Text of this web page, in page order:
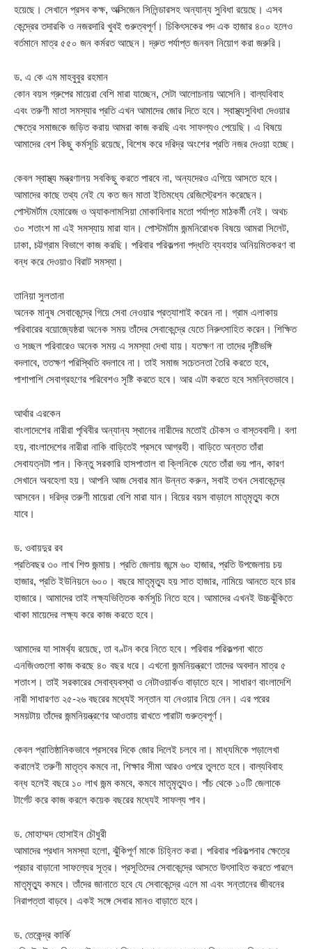
হয়েছে। সেখানে প্রসব কক্ষ, অক্সিজেন সিলিন্ডারসহ অন্যান্য সুবিধা রয়েছে। এসব
কেন্দ্রের তদারকি ও নজরদারি খুবই গুরুত্বপূর্ণ। চিকিৎসকের পদ এক হাজার ৪০০ হলেও
বর্তমানে মাত্র ৫৫০ জন কর্মরত আছেন। দ্রুত পর্যাপ্ত জনবল নিয়োগ করা জরুরি।
ড. এ কে এম মাহবুবুর রহমান
কোন বয়স গ্রুপের মায়েরা বেশি মারা যাচ্ছেন, সেটা আলোচনায় আসেনি। বাল্যবিবাহ
এবং তরুণী মাতা সমস্যার প্রতি এখন আমাদের জোর দিতে হবে। স্বাস্থ্যসুবিধা দেওয়ার
ক্ষেত্রে সমাজকে জড়িত করায় আমরা কাজ করছি এবং সাফল্যও পেয়েছি। এ বিষয়ে
আমাদের বেশ কিছু কর্মসূচি রয়েছে, বিশেষ করে দরিদ্র অংশের প্রতি নজর দেওয়া হচ্ছে।
কেবল স্বাস্থ্য মন্ত্রণালয় সবকিছু করতে পারবে না, অন্যদেরও এগিয়ে আসতে হবে।
আমাদের কাছে তথ্য নেই যে কত জন মাতা ইতিমধ্যে রেজিস্ট্রেশন করেছেন।
পোস্টমর্টাম হেমারেজ ও অ্যাকলামসিয়া মোকাবিলার মতো পর্যাপ্ত মাঠকর্মী নেই। অথচ
৩০ শতাংশ মা এই সমস্যায় মারা যান। পোস্টমর্টাম জন্মনিরোধক বিষয়ে আমরা সিলেট,
ঢাকা, চট্টগ্রাম বিভাগে কাজ করছি। পরিবার পরিকল্পনা পদ্ধতি ব্যবহার অনিয়মিতকরণ বা
বন্ধ করে দেওয়াও বিরাট সমস্যা।
তানিয়া সুলতানা
অনেক মানুষ সেবাকেন্দ্রে গিয়ে সেবা নেওয়ার প্রত্যাশাই করেন না। গ্রাম এলাকায়
পরিবারের বয়োজ্যেষ্ঠরা অনেক সময় তাঁদের সেবাকেন্দ্রে যেতে নিরুৎসাহিত করেন। শিক্ষিত
ও সচ্ছল পরিবারেও অনেক সময় এ সমস্যা দেখা যায়। যতক্ষণ না তাদের দৃষ্টিভঙ্গি
বদলাবে, ততক্ষণ পরিস্থিতি বদলাবে না। তাই সমাজ সচেতনতা তৈরি করতে হবে,
পাশাপাশি সেবাগ্রহণের পরিবেশও সৃষ্টি করতে হবে। আর এটা করতে হবে সমন্বিতভাবে।
আর্থার এরকেন
বাংলাদেশের নারীরা পৃথিবীর অন্যান্য স্থানের নারীদের মতোই চৌকস ও বাস্তববাদী। বলা
হয়, বাংলাদেশের নারীরা নাকি বাড়িতেই প্রসবে আগ্রহী। বাড়িতে অন্তত তাঁরা
সেবাযত্নটা পান। কিন্তু সরকারি হাসপাতাল বা ক্লিনিকে যেতে তাঁরা ভয় পান, কারণ
সেখানে অবহেলা হয়। আপনি আজ সেবার মান উন্নত করুন, সবাই তখন সেবাকেন্দ্রে
আসবেন। দরিদ্র তরুণী মায়েরা বেশি মারা যান। বিয়ের বয়স বাড়ালে মাতৃমৃত্যু কমে
যাবে।
ড. ওবায়দুর রব
প্রতিবছর ৩০ লাখ শিশু জন্মায়। প্রতি জেলায় জন্মে ৬০ হাজার, প্রতি উপজেলায় চয়
হাজার, প্রতি ইউনিয়নে ৬০০। বছরে মাতৃমৃত্যু হয় সাত হাজার, নামিয়ে আনতে হবে চার
হাজারে। আমাদের তাই লক্ষ্যভিত্তিক কর্মসূচি নিতে হবে। আমাদের এখনই উচ্চঝুঁকিতে
থাকা মায়েদের লক্ষ্য করে কাজ করতে হবে।
আমাদের যা সামর্থ্য রয়েছে, তা বণ্টন করে নিতে হবে। পরিবার পরিকল্পনা খাতে
এনজিওগুলো কাজ করছে ৪০ বছর ধরে। এখনো জন্মনিয়ন্ত্রণে তাদের অবদান মাত্র ৫
শতাংশ। তাই সরকারের সেবাব্যবস্থা ও নেটাওয়ার্কও বাড়াতে হবে। সাধারণ বাংলাদেশি
নারী সাধারণত ২৫-২৬ বছরের মধ্যেই সন্তান যা নেওয়ার নিয়ে নেন। এর পরের
সময়টায় তাঁদের জন্মনিয়ন্ত্রণের আওতায় রাখতে পারাটা গুরুত্বপূর্ণ।
কেবল প্রাতিষ্ঠানিকভাবে প্রসবের দিকে জোর দিলেই চলবে না। মাধ্যমিকে পড়ালেখা
করালেই তরুণী মাতৃত্ব কমবে না, শিক্ষার সীমা আরও ওপরে তুলতে হবে। বাল্যবিবাহ
বন্ধ হলেই বছরে ১০ লাখ জন্ম কমবে, কমবে মাতৃমৃত্যুও। পাঁচ থেকে ১০টি জেলাকে
টার্গেট করে কাজ করলে কয়েক বছরের মধ্যেই সাফল্য পাব।
ড. মোহাম্মদ হোসাইন চৌধুরী
আমাদের প্রধান সমস্যা হলো, ঝুঁকিপূর্ণ মাকে চিহ্নিত করা। পরিবার পরিকল্পনার ক্ষেত্রে
প্রচার বাড়ানো সাফল্যের সূত্র। প্রসূতিদের সেবাকেন্দ্রে আসতে উৎসাহিত করতে পারলে
মাতৃমৃত্যু কমবে। তাঁদের জানাতে হবে যে সেবাকেন্দ্রে এলে মা এবং সন্তানের জীবনের
নিরাপত্তা বাড়বে। একই সঙ্গে সেবার মানও বাড়াতে হবে।
ড. তেকেন্দ্র কার্কি